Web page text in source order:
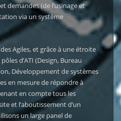
demandes (de l’usinage et
via un système
Agiles, et grâce à une étroite
d’ATI (Design, Bureau
Développement de systèmes
en mesure de répondre à
en compte tous les
et l’aboutissement d’un
un large panel de